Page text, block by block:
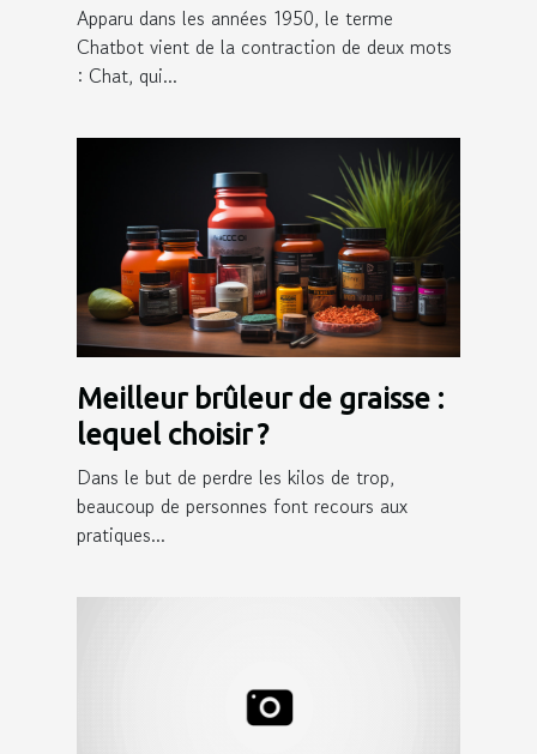
Apparu dans les années 1950, le terme
Chatbot vient de la contraction de deux mots
: Chat, qui...
Meilleur brûleur de graisse :
lequel choisir ?
Dans le but de perdre les kilos de trop,
beaucoup de personnes font recours aux
pratiques...